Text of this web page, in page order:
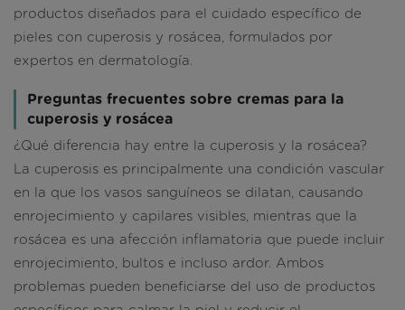
productos diseñados para el cuidado específico de
pieles con cuperosis y rosácea, formulados por
expertos en dermatología.
Preguntas frecuentes sobre cremas para la
cuperosis y rosácea
¿Qué diferencia hay entre la cuperosis y la rosácea?
La cuperosis es principalmente una condición vascular
en la que los vasos sanguíneos se dilatan, causando
enrojecimiento y capilares visibles, mientras que la
rosácea es una afección inflamatoria que puede incluir
enrojecimiento, bultos e incluso ardor. Ambos
problemas pueden beneficiarse del uso de productos